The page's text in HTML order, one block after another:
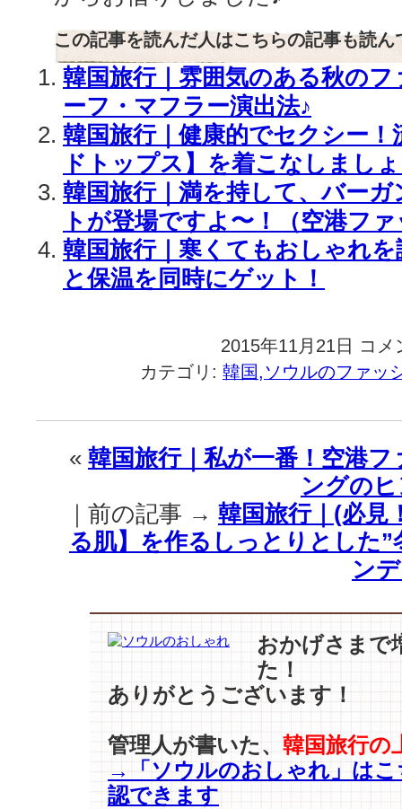
この記事を読んだ人はこちらの記事も読ん
韓国旅行｜雰囲気のある秋の
ーフ・マフラー演出法♪
韓国旅行｜健康的でセクシー
ドトップス】を着こなしまし
韓国旅行｜満を持して、バー
トが登場ですよ〜！（空港フ
韓国旅行｜寒くてもおしゃれ
と保温を同時にゲット！
2015年11月21日
韓
旅
｜
ン
グ」
を
越
え
て
「マ
…
長
く
な
コメ
カテゴリ: 韓国,ソウルのファッ
« 韓国旅行｜私が一番！空港
ングの
｜前の記事 → 韓国旅行｜(必見
る肌】を作るしっとりとした
ン
おかげさまで
た！
ありがとうございます！
管理人が書いた、 韓国旅行の
→「ソウルのおしゃれ」はこ
認できます